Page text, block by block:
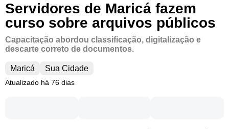
Servidores de Maricá fazem
curso sobre arquivos públicos
Capacitação abordou classificação, digitalização e
descarte correto de documentos.
Maricá Sua Cidade
Atualizado há 76 dias